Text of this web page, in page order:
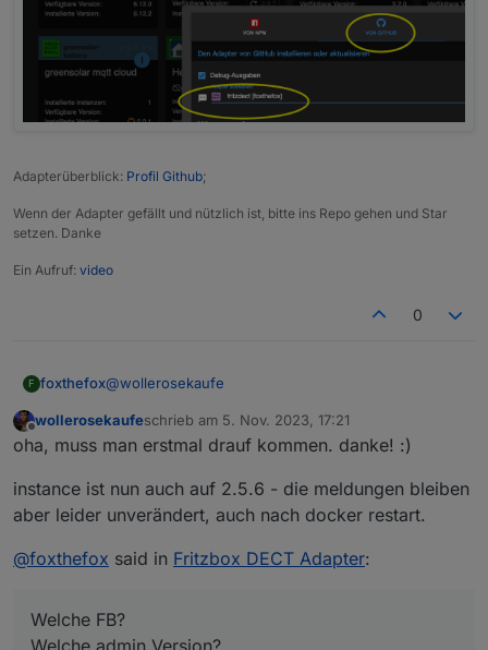
Adapterüberblick: Profil Github;
Wenn der Adapter gefällt und nützlich ist, bitte ins Repo gehen und Star
setzen. Danke
Ein Aufruf: video
0
F foxthefox@wollerosekaufe
Zu dem "fritzdect has an invalid jsonConfig" gibt es
schon ein Issue auf github, da schon berichtet. Ist
erklären.
Welche FB?
Welche admin Version?
Wie oftund wann kommt "fritzdect.0 warn [Polling]
<== TypeError: Cannot read properties of null
wollerosekaufeschrieb am 5. Nov. 2023, 17:21
zuletzt editiert von
oha, muss man erstmal drauf kommen. danke! :)
instance ist nun auch auf 2.5.6 - die meldungen bleiben
aber leider unverändert, auch nach docker restart.
@foxthefox said in Fritzbox DECT Adapter:
Welche FB?